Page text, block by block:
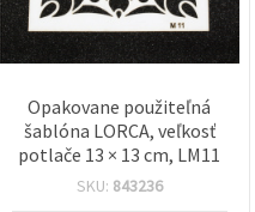
Opakovane použiteľná
šablóna LORCA, veľkosť
potlače 13 × 13 cm, LM11
SKU: 843236